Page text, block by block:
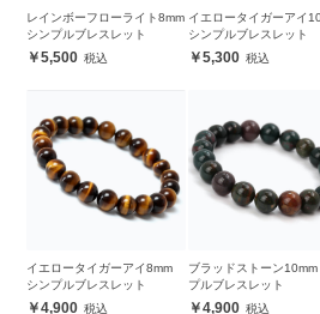
レインボーフローライト8mm
シンプルブレスレット
5,500
イエロータイガーアイ
シンプルブレスレット
5,300
イエロータイガーアイ8mm
シンプルブレスレット
4,900
ブラッドストーン10mm
プルブレスレット
4,900